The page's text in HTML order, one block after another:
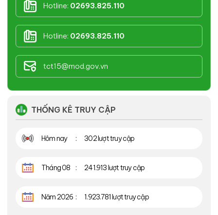
Hotline: 02693.825.110
Hotline: 02693.825.110
tct15@mod.gov.vn
THỐNG KÊ TRUY CẬP
Hôm nay 302 lượt truy cập
Tháng 08 241.913 lượt truy cập
Năm 2026 1.923.781 lượt truy cập